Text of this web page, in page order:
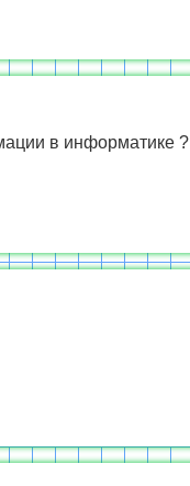
в информатике ?